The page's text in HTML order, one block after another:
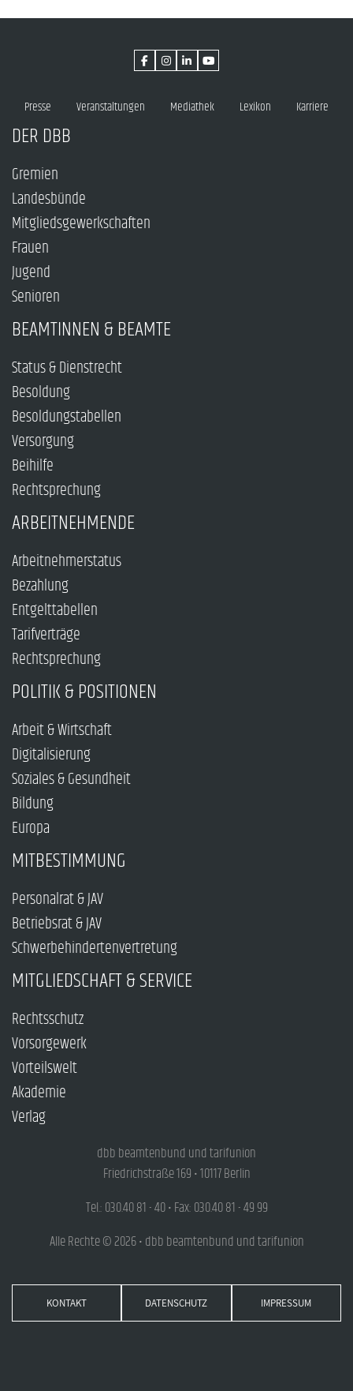
Presse Veranstaltungen Mediathek Lexikon Karriere
DER DBB
Gremien
Landesbünde
Mitgliedsgewerkschaften
Frauen
Jugend
Senioren
BEAMTINNEN & BEAMTE
Status & Dienstrecht
Besoldung
Besoldungstabellen
Versorgung
Beihilfe
Rechtsprechung
ARBEITNEHMENDE
Arbeitnehmerstatus
Bezahlung
Entgelttabellen
Tarifverträge
Rechtsprechung
POLITIK & POSITIONEN
Arbeit & Wirtschaft
Digitalisierung
Soziales & Gesundheit
Bildung
Europa
MITBESTIMMUNG
Personalrat & JAV
Betriebsrat & JAV
Schwerbehindertenvertretung
MITGLIEDSCHAFT & SERVICE
Rechtsschutz
Vorsorgewerk
Vorteilswelt
Akademie
Verlag
dbb beamtenbund und tarifunion
Friedrichstraße 169 • 10117 Berlin
Tel.: 030.40 81 - 40 • Fax: 030.40 81 - 49 99
Alle Rechte © 2026 • dbb beamtenbund und tarifunion
KONTAKT DATENSCHUTZ IMPRESSUM